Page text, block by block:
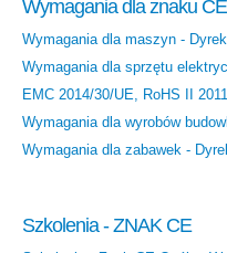
Wymagania dla znaku CE
Wymagania dla maszyn -
Wymagania dla sprzętu
EMC 2014/30/UE, RoHS II
Wymagania dla wyrobów
Wymagania dla zabawek -
Szkolenia - ZNAK CE